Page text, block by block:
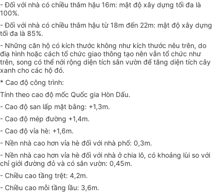
- Đối với nhà có chiều thâm hậu 16m: mật độ xây dựng tối đa là
100%.
- Đối với nhà có chiều thâm hậu từ 18m đến 22m: mật độ xây dựng
tối đa là 85%.
- Những căn hộ có kích thước không như kích thước nêu trên, do
điạ hình hoặc cách tổ chức giao thông tạo nên vẫn tổ chức như
trên, song có thể nới rộng diện tích sân vườn để tăng diện tích cây
xanh cho các hộ đó.
* Cao độ công trình:
Tính theo cao độ mốc Quốc gia Hòn Dấu.
- Cao độ san lấp mặt bằng: +1,3m.
- Cao độ mép đường +1,4m.
- Cao độ vỉa hè: +1,6m.
- Nền nhà cao hơn vỉa hè đối với nhà phố: 0,3m.
- Nền nhà cao hơn vỉa hè đối với nhà ở chia lô, có khoảng lùi so với
chỉ giới đường đỏ và có sân vườn: 0,45m.
- Chiều cao tầng trệt: 4,2m.
- Chiều cao mỗi tầng lầu: 3,6m.